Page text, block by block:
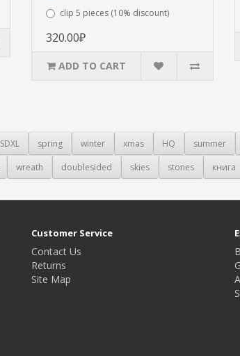
clip 5 pieces (10% discount)
320.00₽
ADD TO CART
SDXL spring winter xmas HQ summer
wreath doublesided skies stones книга
Customer Service
Contact Us
Returns
Site Map